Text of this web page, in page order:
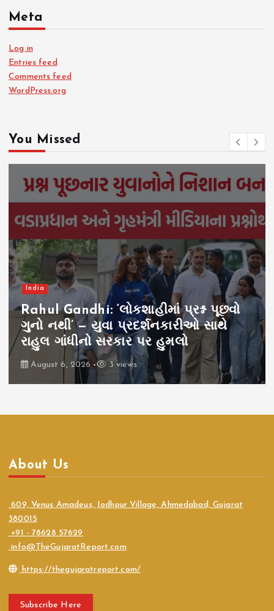
Meta
Log in
Entries feed
Comments feed
WordPress.org
You Missed
India
Rahul Gandhi: ‘લોકશાહીમાં પ્રશ્ન પૂછવો
ગુનો નથી’ — યુવા પ્રદર્શનકારીઓ સાથે
રાહુલ ગાંધીનો સરકાર પર હુમલો
August 6, 2026 3 views
About Us
609, Venus Amadeus, Jodhpur Village, Ahmedabad, Gujarat
380015
+91 - 78628 57629
info@TheGujaratReport.com
https://thegujaratreport.com/
Subscribe Here